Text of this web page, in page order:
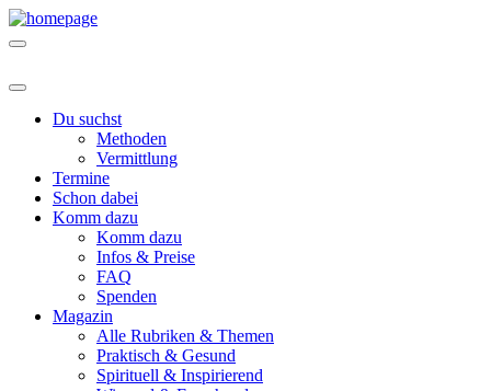
Du suchst
Methoden
Vermittlung
Termine
Schon dabei
Komm dazu
Komm dazu
Infos & Preise
FAQ
Spenden
Magazin
Alle Rubriken & Themen
Praktisch & Gesund
Spirituell & Inspirierend